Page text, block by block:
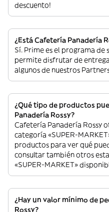
descuento!
¿Está Cafetería Panadería
Sí. Prime es el programa de
permite disfrutar de
algunos de nuestros
¿Qué tipo de productos
Panadería Rossy?
Cafetería Panadería Rossy
categoría «SUPER-
productos para ver qué
consultar también otros
«SUPER-MARKET»
¿Hay un valor mínimo de
Rossy?